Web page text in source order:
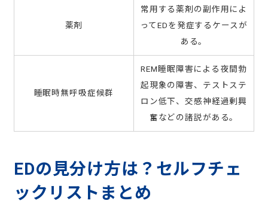
薬剤
常用する薬剤の副作用によ
ってEDを発症するケースが
ある。
睡眠時無呼吸症候群
REM睡眠障害による夜間勃
起現象の障害、テストステ
ロン低下、交感神経過剰興
奮などの諸説がある。
EDの見分け方は？セルフチェ
ックリストまとめ